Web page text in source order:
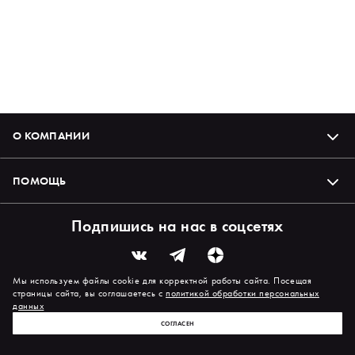
О КОМПАНИИ
ПОМОЩЬ
Подпишись на нас в соцсетях
Мы используем файлы cookie для корректной работы сайта. Посещая
страницы сайта, вы соглашаетесь сполитикой обработки персональных
данных
СОГЛАСЕН